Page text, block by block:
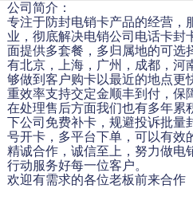
公司简介：
专注于防封电销卡产品的经营，
业，彻底解决电销公司电话卡封
面提供多套餐，多归属地的可选
有北京，上海，广州，成都，河
够做到客户购卡以最近的地点更
重效率支持交定金顺丰到付，保
在处理售后方面我们也有多年累
下公司免费补卡，规避投诉批量
号开卡，多平台下单，可以有效
精诚合作，诚信至上，努力做电
行动服务好每一位客户。
欢迎有需求的各位老板前来合作